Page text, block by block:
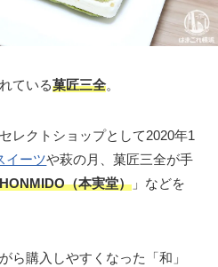
ている菓匠三全。
レクトショップとして2020年1
イーツや萩の月、菓匠三全が手
HONMIDO（本実堂） 」などを
ら購入しやすくなった「和」